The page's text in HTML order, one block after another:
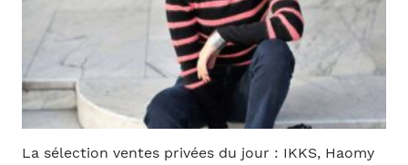
La sélection ventes privées du jour : IKKS, Haomy